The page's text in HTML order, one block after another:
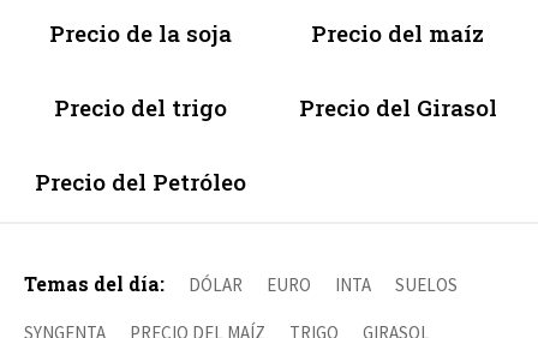
Precio de la soja Precio del maíz
Precio del trigo Precio del Girasol
Precio del Petróleo
Temas del día: DÓLAR EURO INTA SUELOS
SYNGENTA PRECIO DEL MAÍZ TRIGO GIRASOL